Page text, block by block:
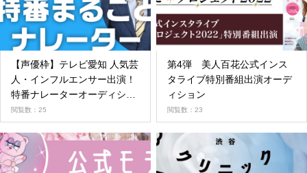
【声優枠】テレビ愛知 人気芸
人・インフルエンサー出演！
特番ナレーターオーディショ
ン
閲覧数：25
第4弾 美人百花公式インス
タライブ特別番組出演オーデ
ィション
閲覧数：23